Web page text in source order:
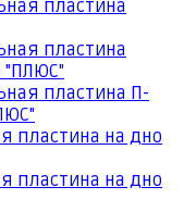
пластина
пластина
"ПЛЮС"
пластина П-
пластина на дно
пластина на дно